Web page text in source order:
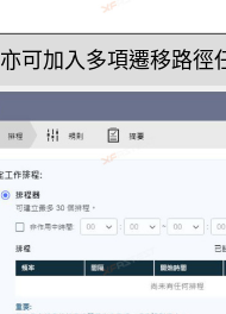
亦可加入多項遷移路徑